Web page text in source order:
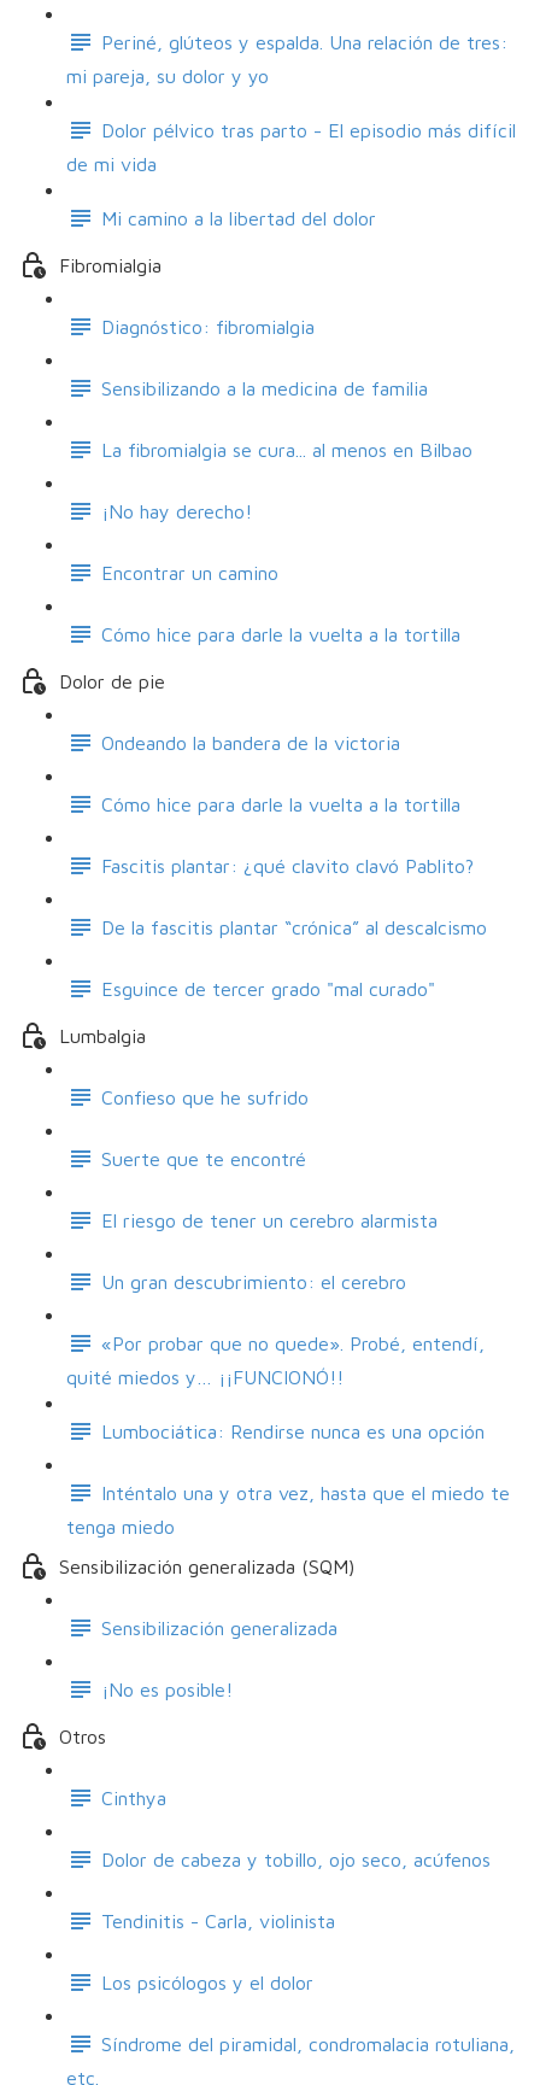
Periné, glúteos y espalda. Una relación de tres:
mi pareja, su dolor y yo
Dolor pélvico tras parto - El episodio más difícil
de mi vida
Mi camino a la libertad del dolor
Fibromialgia
Diagnóstico: fibromialgia
Sensibilizando a la medicina de familia
La fibromialgia se cura... al menos en Bilbao
¡No hay derecho!
Encontrar un camino
Cómo hice para darle la vuelta a la tortilla
Dolor de pie
Ondeando la bandera de la victoria
Cómo hice para darle la vuelta a la tortilla
Fascitis plantar: ¿qué clavito clavó Pablito?
De la fascitis plantar “crónica” al descalcismo
Esguince de tercer grado "mal curado"
Lumbalgia
Confieso que he sufrido
Suerte que te encontré
El riesgo de tener un cerebro alarmista
Un gran descubrimiento: el cerebro
«Por probar que no quede». Probé, entendí,
quité miedos y… ¡¡FUNCIONÓ!!
Lumbociática: Rendirse nunca es una opción
Inténtalo una y otra vez, hasta que el miedo te
tenga miedo
Sensibilización generalizada (SQM)
Sensibilización generalizada
¡No es posible!
Otros
Cinthya
Dolor de cabeza y tobillo, ojo seco, acúfenos
Tendinitis - Carla, violinista
Los psicólogos y el dolor
Síndrome del piramidal, condromalacia rotuliana,
etc.